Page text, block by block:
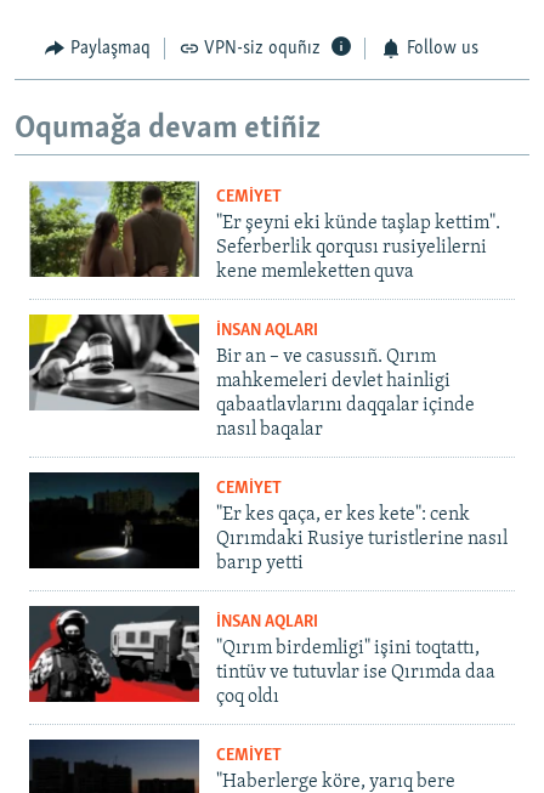
Paylaşmaq VPN-siz oquñız Follow us
Oqumağa devam etiñiz
CEMİYET
"Er şeyni eki künde taşlap kettim".
Seferberlik qorqusı rusiyelilerni
kene memleketten quva
İNSAN AQLARI
Bir an – ve casussıñ. Qırım
mahkemeleri devlet hainligi
qabaatlavlarını daqqalar içinde
nasıl baqalar
CEMİYET
"Er kes qaça, er kes kete": cenk
Qırımdaki Rusiye turistlerine nasıl
barıp yetti
İNSAN AQLARI
"Qırım birdemligi" işini toqtattı,
tintüv ve tutuvlar ise Qırımda daa
çoq oldı
CEMİYET
"Haberlerge köre, yarıq bere